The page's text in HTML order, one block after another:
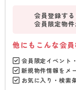
会員登録す
会員限定物
他にもこんな会
会員限定イベント
新規物件情報をメ
お気に入り・検索